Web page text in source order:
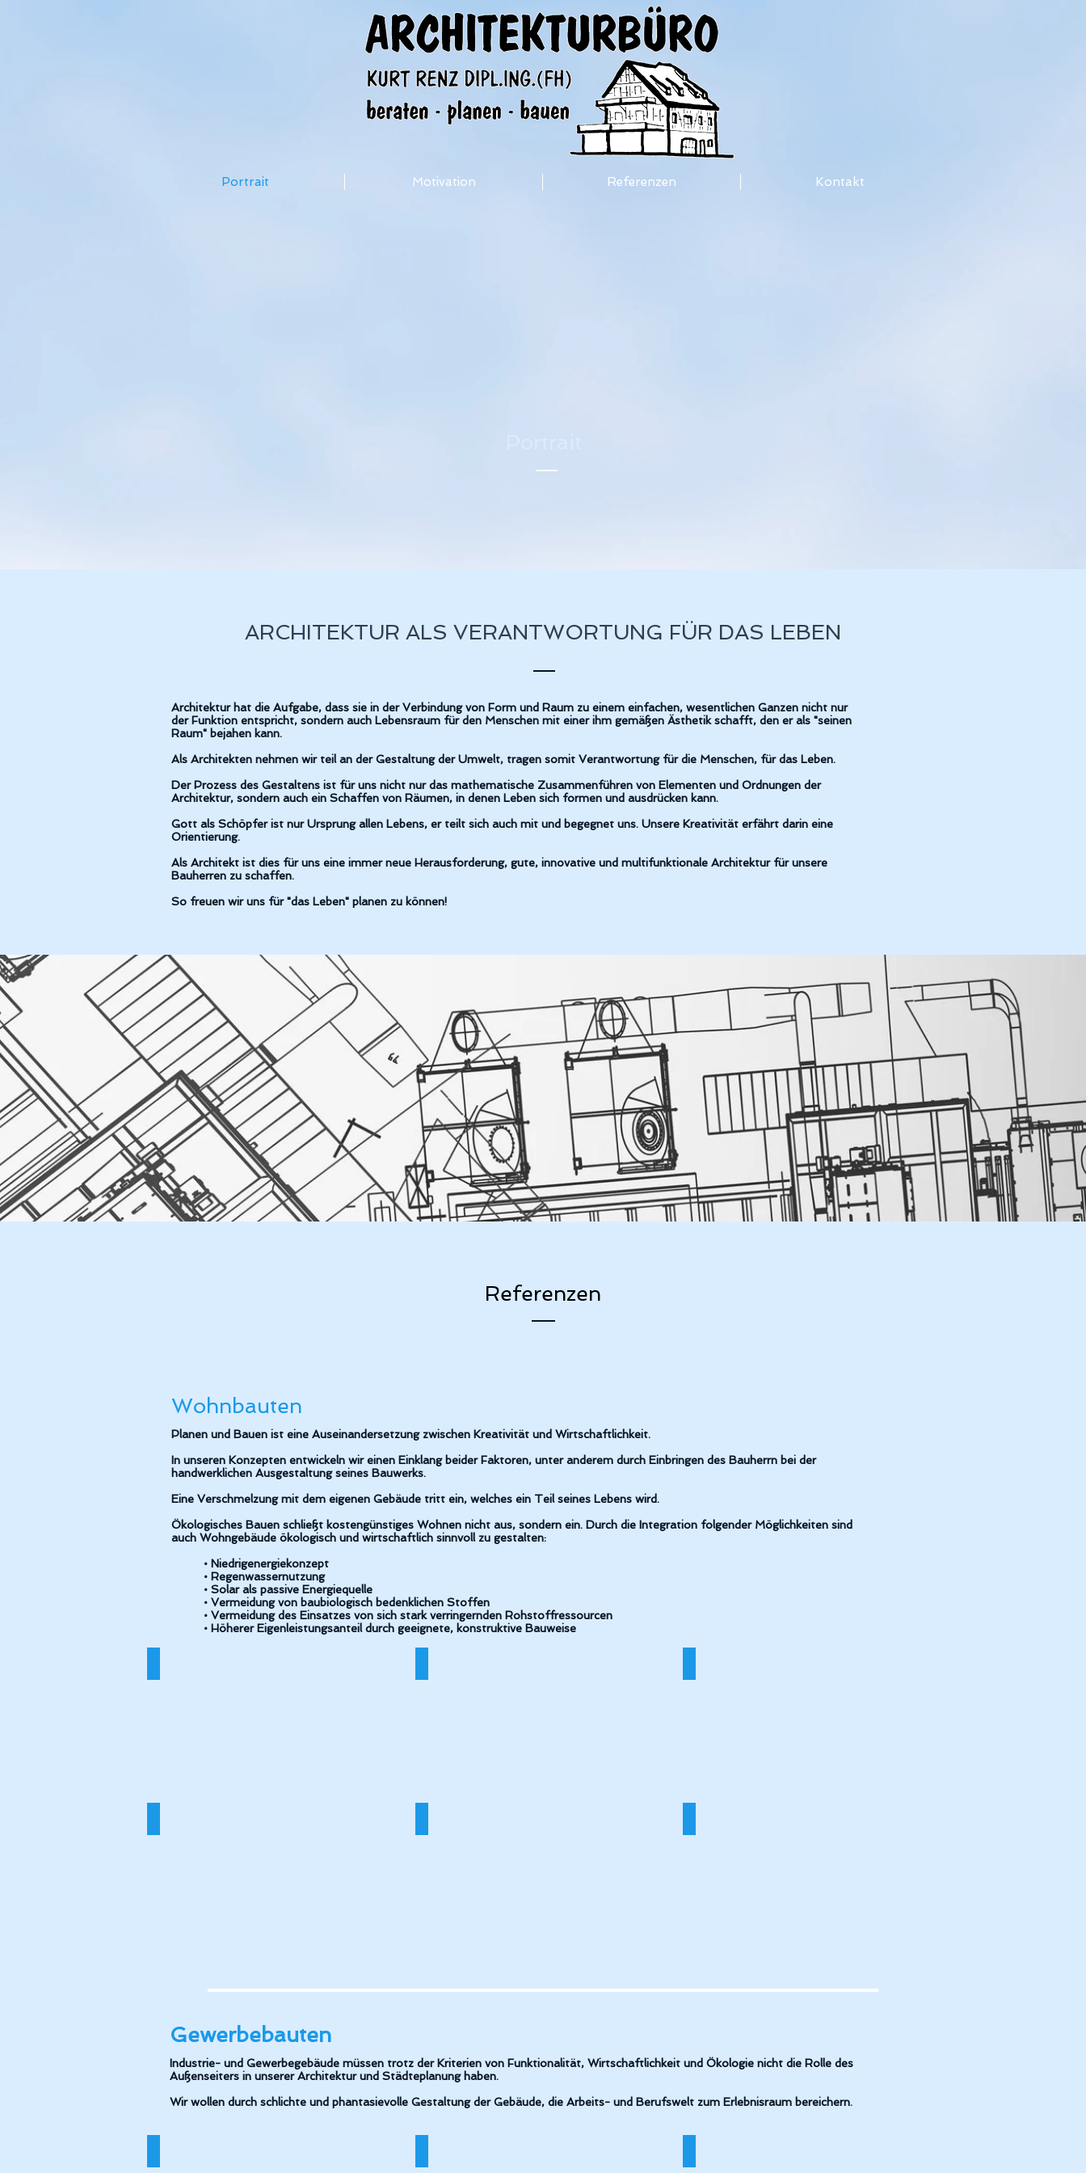
Portrait Motivation Referenzen Kontakt
ARCHITEKTUR ALS VERANTWORTUNG FÜR DAS LEBEN
Architektur hat die Aufgabe, dass sie in der Verbindung von Form und Raum zu einem einfachen, wesentlichen Ganzen nicht nur
der Funktion entspricht, sondern auch Lebensraum für den Menschen mit einer ihm gemäßen Ästhetik schafft, den er als "seinen
Raum" bejahen kann.
Als Architekten nehmen wir teil an der Gestaltung der Umwelt, tragen somit Verantwortung für die Menschen, für das Leben.
Der Prozess des Gestaltens ist für uns nicht nur das mathematische Zusammenführen von Elementen und Ordnungen der
Architektur, sondern auch ein Schaffen von Räumen, in denen Leben sich formen und ausdrücken kann.
Gott als Schöpfer ist nur Ursprung allen Lebens, er teilt sich auch mit und begegnet uns. Unsere Kreativität erfährt darin eine
Orientierung.
Als Architekt ist dies für uns eine immer neue Herausforderung, gute, innovative und multifunktionale Architektur für unsere
Bauherren zu schaffen.
So freuen wir uns für "das Leben" planen zu können!
Referenzen
Wohnbauten
Planen und Bauen ist eine Auseinandersetzung zwischen Kreativität und Wirtschaftlichkeit.
In unseren Konzepten entwickeln wir einen Einklang beider Faktoren, unter anderem durch Einbringen des Bauherrn bei der
handwerklichen Ausgestaltung seines Bauwerks.
Eine Verschmelzung mit dem eigenen Gebäude tritt ein, welches ein Teil seines Lebens wird.
Ökologisches Bauen schließt kostengünstiges Wohnen nicht aus, sondern ein. Durch die Integration folgender Möglichkeiten sind
auch Wohngebäude ökologisch und wirtschaftlich sinnvoll zu gestalten:
• Niedrigenergiekonzept
• Regenwassernutzung
• Solar als passive Energiequelle
• Vermeidung von baubiologisch bedenklichen Stoffen
• Vermeidung des Einsatzes von sich stark verringernden Rohstoffressourcen
• Höherer Eigenleistungsanteil durch geeignete, konstruktive Bauweise
Gewerbebauten
Industrie- und Gewerbegebäude müssen trotz der Kriterien von Funktionalität, Wirtschaftlichkeit und Ökologie nicht die Rolle des
Außenseiters in unserer Architektur und Städteplanung haben.
Wir wollen durch schlichte und phantasievolle Gestaltung der Gebäude, die Arbeits- und Berufswelt zum Erlebnisraum bereichern.